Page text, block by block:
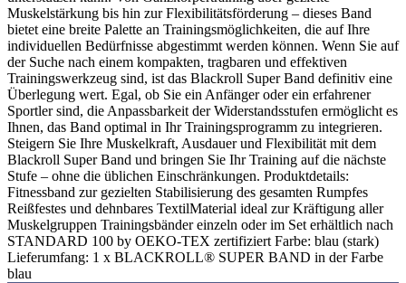
Muskelstärkung bis hin zur Flexibilitätsförderung – dieses Band
bietet eine breite Palette an Trainingsmöglichkeiten, die auf Ihre
individuellen Bedürfnisse abgestimmt werden können. Wenn Sie auf
der Suche nach einem kompakten, tragbaren und effektiven
Trainingswerkzeug sind, ist das Blackroll Super Band definitiv eine
Überlegung wert. Egal, ob Sie ein Anfänger oder ein erfahrener
Sportler sind, die Anpassbarkeit der Widerstandsstufen ermöglicht es
Ihnen, das Band optimal in Ihr Trainingsprogramm zu integrieren.
Steigern Sie Ihre Muskelkraft, Ausdauer und Flexibilität mit dem
Blackroll Super Band und bringen Sie Ihr Training auf die nächste
Stufe – ohne die üblichen Einschränkungen. Produktdetails:
Fitnessband zur gezielten Stabilisierung des gesamten Rumpfes
Reißfestes und dehnbares TextilMaterial ideal zur Kräftigung aller
Muskelgruppen Trainingsbänder einzeln oder im Set erhältlich nach
STANDARD 100 by OEKO-TEX zertifiziert Farbe: blau (stark)
Lieferumfang: 1 x BLACKROLL® SUPER BAND in der Farbe
blau